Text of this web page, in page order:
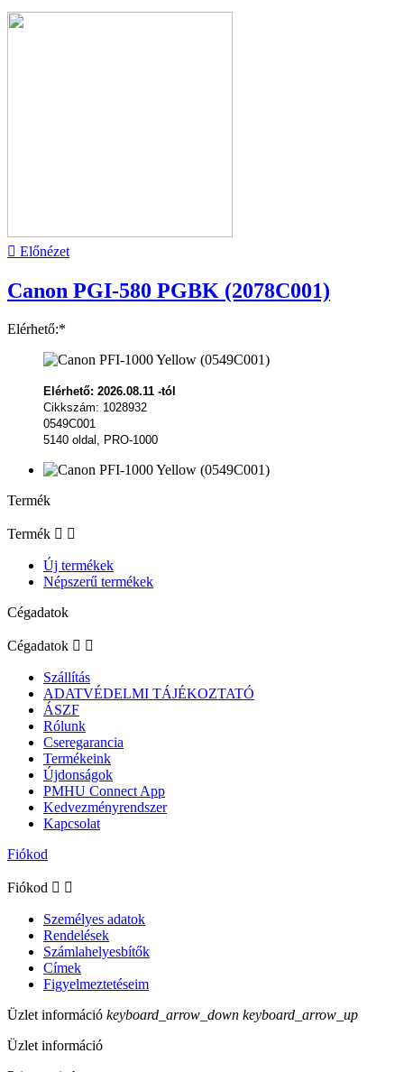
 Előnézet
Canon PGI-580 PGBK (2078C001)
Elérhető:*
Elérhető: 2026.08.11 -tól
Cikkszám: 1028932
0549C001
5140 oldal, PRO-1000
Termék
Termék  
Új termékek
Népszerű termékek
Cégadatok
Cégadatok  
Szállítás
ADATVÉDELMI TÁJÉKOZTATÓ
ÁSZF
Rólunk
Cseregarancia
Termékeink
Újdonságok
PMHU Connect App
Kedvezményrendszer
Kapcsolat
Fiókod
Fiókod  
Személyes adatok
Rendelések
Számlahelyesbítők
Címek
Figyelmeztetéseim
Üzlet információ keyboard_arrow_down keyboard_arrow_up
Üzlet információ